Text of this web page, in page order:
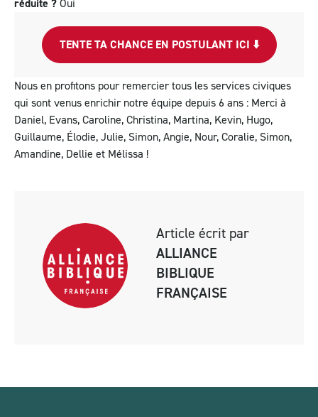
réduite ?Oui
TENTE TA CHANCE EN POSTULANT ICI ⬇️
Nous en profitons pour remercier tous les services civiques
qui sont venus enrichir notre équipe depuis 6 ans : Merci à
Daniel, Evans, Caroline, Christina, Martina, Kevin, Hugo,
Guillaume, Élodie, Julie, Simon, Angie, Nour, Coralie, Simon,
Amandine, Dellie et Mélissa !
Article écrit par
ALLIANCE
BIBLIQUE
FRANÇAISE